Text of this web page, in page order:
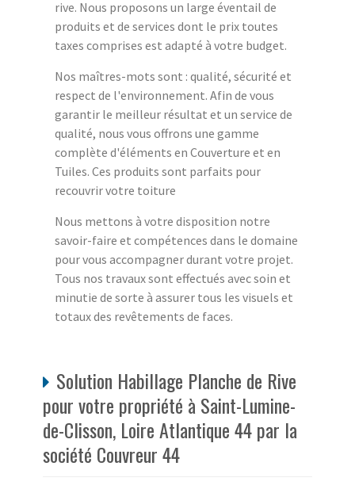
rive. Nous proposons un large éventail de
produits et de services dont le prix toutes
taxes comprises est adapté à votre budget.
Nos maîtres-mots sont : qualité, sécurité et
respect de l'environnement. Afin de vous
garantir le meilleur résultat et un service de
qualité, nous vous offrons une gamme
complète d'éléments en Couverture et en
Tuiles. Ces produits sont parfaits pour
recouvrir votre toiture
Nous mettons à votre disposition notre
savoir-faire et compétences dans le domaine
pour vous accompagner durant votre projet.
Tous nos travaux sont effectués avec soin et
minutie de sorte à assurer tous les visuels et
totaux des revêtements de faces.
Solution Habillage Planche de Rive
pour votre propriété à Saint-Lumine-
de-Clisson, Loire Atlantique 44 par la
société Couvreur 44